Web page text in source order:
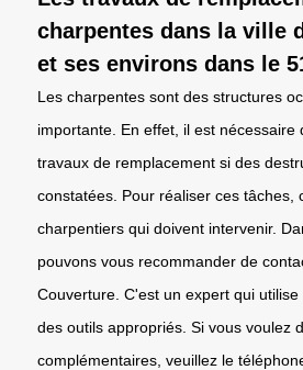
charpentes dans la ville
et ses environs dans le
Les charpentes sont des structures
importante. En effet, il est nécessaire
travaux de remplacement si des
constatées. Pour réaliser ces tâches,
charpentiers qui doivent intervenir.
pouvons vous recommander de
Couverture. C'est un expert qui
des outils appropriés. Si vous voulez
complémentaires, veuillez le